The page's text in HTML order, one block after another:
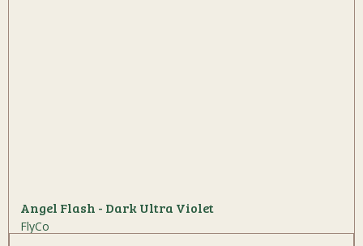
Angel Flash - Dark Ultra Violet
FlyCo